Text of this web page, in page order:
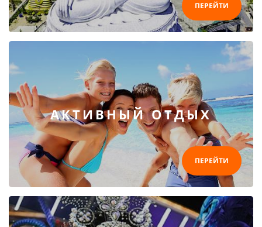
ПЕРЕЙТИ
АКТИВНЫЙ ОТДЫХ
ПЕРЕЙТИ